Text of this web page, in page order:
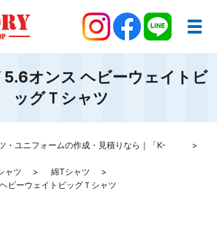
オンス ヘビーウェイトビ
ッグＴシャツ
・ユニフォームの作成・見積りなら｜「K-
ャツ
綿Tシャツ
ビーウェイトビッグＴシャツ